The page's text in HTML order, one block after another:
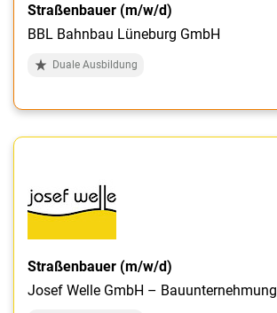
Straßenbauer (m/w/d)
BBL Bahnbau Lüneburg GmbH
Duale Ausbildung
Straßenbauer (m/w/d)
Josef Welle GmbH – Bauunternehmung